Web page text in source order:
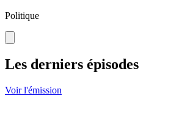
Politique
Les derniers épisodes
Voir l'émission